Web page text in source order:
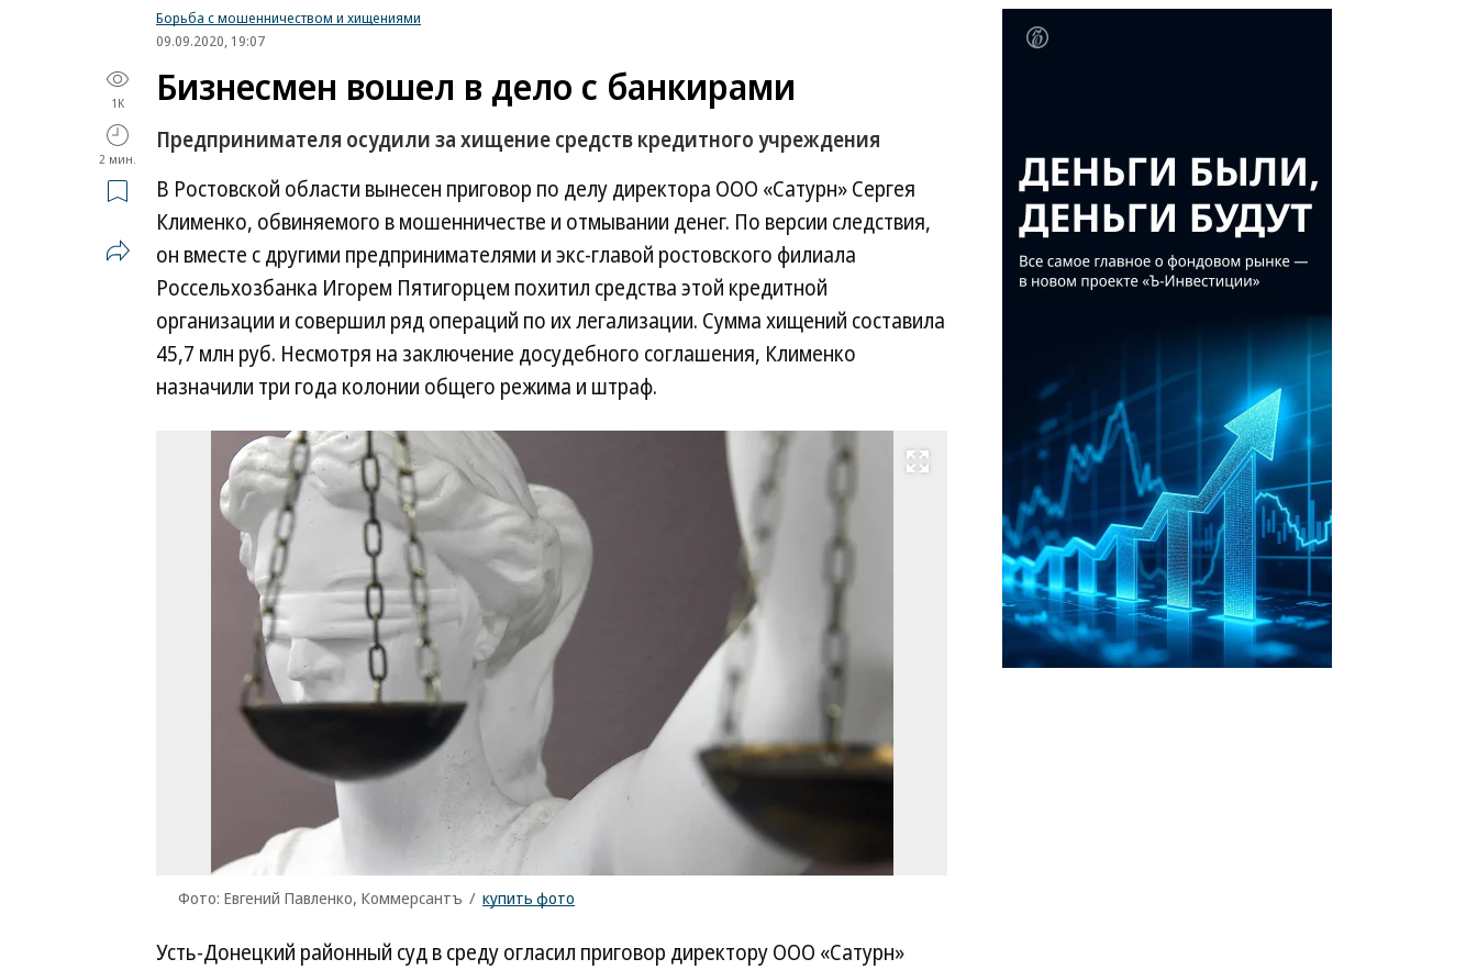
Борьба с мошенничеством и хищениями
09.09.2020, 19:07
1K
2 мин.
Бизнесмен вошел в дело с банкирами
Предпринимателя осудили за хищение средств кредитного учреждения
В Ростовской области вынесен приговор по делу директора ООО «Сатурн» Сергея
Клименко, обвиняемого в мошенничестве и отмывании денег. По версии следствия,
он вместе с другими предпринимателями и экс-главой ростовского филиала
Россельхозбанка Игорем Пятигорцем похитил средства этой кредитной
организации и совершил ряд операций по их легализации. Сумма хищений составила
45,7 млн руб. Несмотря на заключение досудебного соглашения, Клименко
назначили три года колонии общего режима и штраф.
Развернуть на весь экран
Фото: Евгений Павленко, Коммерсантъ / купить фото
Фото:
Евгений
Павленко,
Коммерсантъ
купить
Усть-Донецкий районный суд в среду огласил приговор директору ООО «Сатурн»